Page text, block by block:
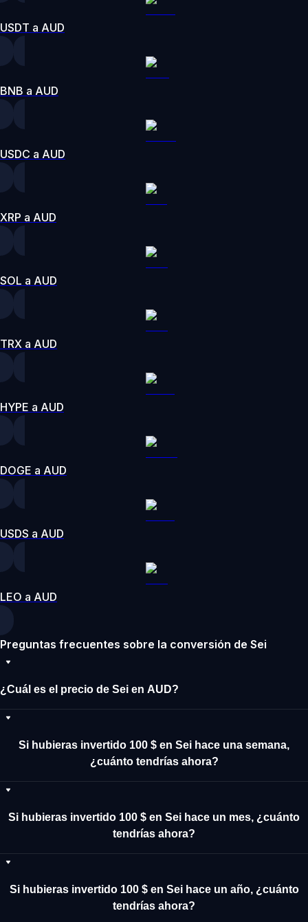
USDT a AUD
BNB a AUD
USDC a AUD
XRP a AUD
SOL a AUD
TRX a AUD
HYPE a AUD
DOGE a AUD
USDS a AUD
LEO a AUD
Preguntas frecuentes sobre la conversión de Sei
¿Cuál es el precio de Sei en AUD?
Si hubieras invertido 100 $ en Sei hace una semana,
¿cuánto tendrías ahora?
Si hubieras invertido 100 $ en Sei hace un mes, ¿cuánto
tendrías ahora?
Si hubieras invertido 100 $ en Sei hace un año, ¿cuánto
tendrías ahora?